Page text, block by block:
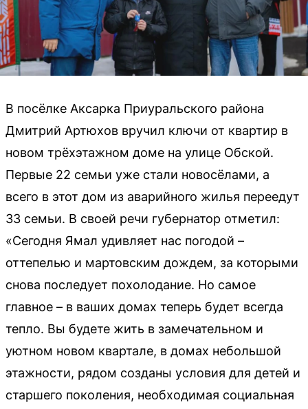
В посёлке Аксарка Приуральского района
Дмитрий Артюхов вручил ключи от квартир в
новом трёхэтажном доме на улице Обской.
Первые 22 семьи уже стали новосёлами, а
всего в этот дом из аварийного жилья переедут
33 семьи. В своей речи губернатор отметил:
«Сегодня Ямал удивляет нас погодой –
оттепелью и мартовским дождем, за которыми
снова последует похолодание. Но самое
главное – в ваших домах теперь будет всегда
тепло. Вы будете жить в замечательном и
уютном новом квартале, в домах небольшой
этажности, рядом созданы условия для детей и
старшего поколения, необходимая социальная